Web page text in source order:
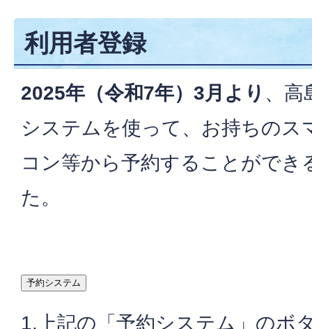
利用者登録
2025年（令和7年）3月より 、高
システムを使って、お持ちのス
コン等から予約することができ
た。
1.上記の「予約システム」のボ